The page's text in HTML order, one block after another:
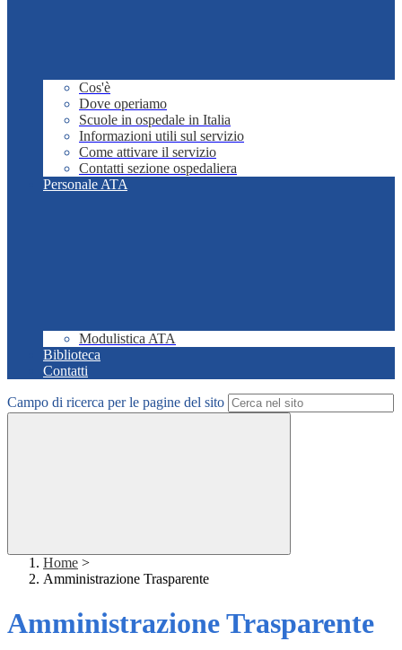
Cos'è
Dove operiamo
Scuole in ospedale in Italia
Informazioni utili sul servizio
Come attivare il servizio
Contatti sezione ospedaliera
Personale ATA
Modulistica ATA
Biblioteca
Contatti
Campo di ricerca per le pagine del sito
Home >
Amministrazione Trasparente
Amministrazione Trasparente